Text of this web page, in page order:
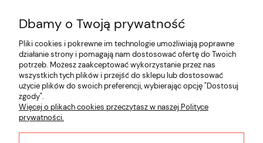
Opinie o produkcie (0)
Informacje
Płatności i dostawa
Dbamy o Twoją prywatność
Pliki cookies i pokrewne im technologie umożliwiają poprawne
działanie strony i pomagają nam dostosować ofertę do Twoich
potrzeb. Możesz zaakceptować wykorzystanie przez nas
wszystkich tych plików i przejść do sklepu lub dostosować
użycie plików do swoich preferencji, wybierając opcję "Dostosuj
zgody".
Więcej o plikach cookies przeczytasz w naszej Polityce
prywatności.